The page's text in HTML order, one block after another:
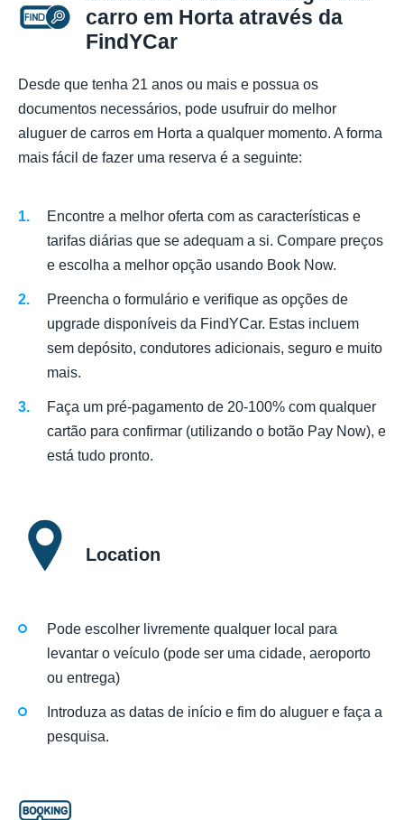
carro em Horta através da
FindYCar
Desde que tenha 21 anos ou mais e possua os
documentos necessários, pode usufruir do melhor
aluguer de carros em Horta a qualquer momento. A forma
mais fácil de fazer uma reserva é a seguinte:
Encontre a melhor oferta com as características e
tarifas diárias que se adequam a si. Compare preços
e escolha a melhor opção usando Book Now.
Preencha o formulário e verifique as opções de
upgrade disponíveis da FindYCar. Estas incluem
sem depósito, condutores adicionais, seguro e muito
mais.
Faça um pré-pagamento de 20-100% com qualquer
cartão para confirmar (utilizando o botão Pay Now), e
está tudo pronto.
Location
Pode escolher livremente qualquer local para
levantar o veículo (pode ser uma cidade, aeroporto
ou entrega)
Introduza as datas de início e fim do aluguer e faça a
pesquisa.